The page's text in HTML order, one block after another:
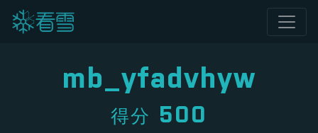
mb_yfadvhyw
得分 500